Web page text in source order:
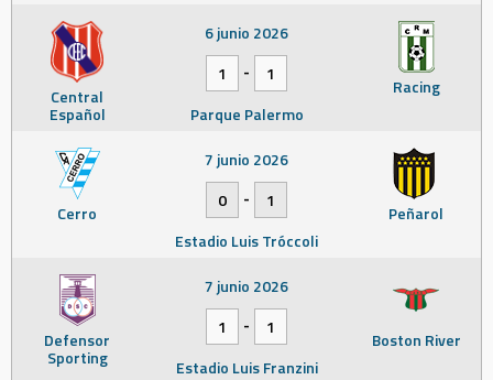
Central
Español
Racing
6 junio 2026
1
-
1
Parque Palermo
Cerro Peñarol
7 junio 2026
0
-
1
Estadio Luis Tróccoli
Defensor
Sporting
Boston River
7 junio 2026
1
-
1
Estadio Luis Franzini